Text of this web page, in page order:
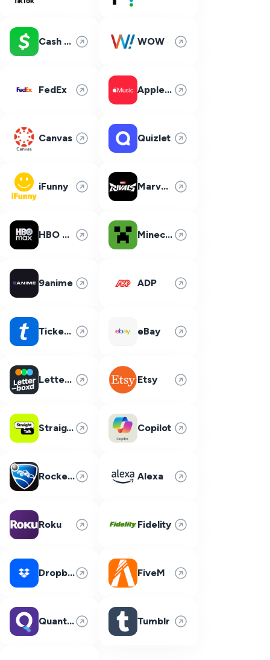
Cash App WOW
FedEx Apple Music
Canvas Quizlet
iFunny Marvel Rivals
HBO Max Minecraft
9anime ADP
Ticketmaster eBay
Letterboxd Etsy
Straight Talk Copilot
Rocket League Alexa
Roku Fidelity
Dropbox FiveM
Quantum Fiber Tumblr